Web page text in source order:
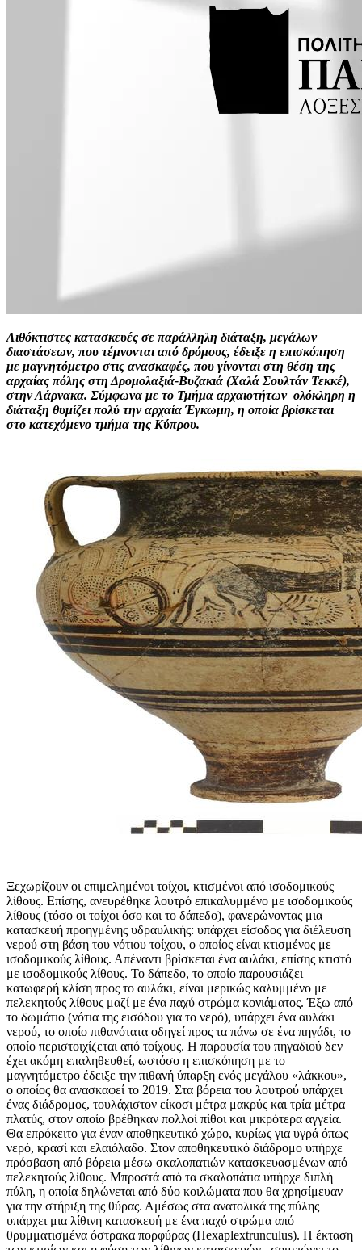
Λιθόκτιστες κατασκευές σε παράλληλη διάταξη, μεγάλων
διαστάσεων, που τέμνονται από δρόμους, έδειξε η επισκόπηση
με μαγνητόμετρο στις ανασκαφές, που γίνονται στη θέση της
αρχαίας πόλης στη Δρομολαξιά-Βυζακιά (Χαλά Σουλτάν Τεκκέ),
στην Λάρνακα. Σύμφωνα με το Τμήμα αρχαιοτήτων ολόκληρη η
διάταξη θυμίζει πολύ την αρχαία Έγκωμη, η οποία βρίσκεται
στο κατεχόμενο τμήμα της Κύπρου.
Ξεχωρίζουν οι επιμελημένοι τοίχοι, κτισμένοι από ισοδομικούς
λίθους. Επίσης, ανευρέθηκε λουτρό επικαλυμμένο με ισοδομικούς
λίθους (τόσο οι τοίχοι όσο και το δάπεδο), φανερώνοντας μια
κατασκευή προηγμένης υδραυλικής: υπάρχει είσοδος για διέλευση
νερού στη βάση του νότιου τοίχου, ο οποίος είναι κτισμένος με
ισοδομικούς λίθους. Απέναντι βρίσκεται ένα αυλάκι, επίσης κτιστό
με ισοδομικούς λίθους. Το δάπεδο, το οποίο παρουσιάζει
κατωφερή κλίση προς το αυλάκι, είναι μερικώς καλυμμένο με
πελεκητούς λίθους μαζί με ένα παχύ στρώμα κονιάματος. Έξω από
το δωμάτιο (νότια της εισόδου για το νερό), υπάρχει ένα αυλάκι
νερού, το οποίο πιθανότατα οδηγεί προς τα πάνω σε ένα πηγάδι, το
οποίο περιστοιχίζεται από τοίχους. Η παρουσία του πηγαδιού δεν
έχει ακόμη επαληθευθεί, ωστόσο η επισκόπηση με το
μαγνητόμετρο έδειξε την πιθανή ύπαρξη ενός μεγάλου «λάκκου»,
ο οποίος θα ανασκαφεί το 2019. Στα βόρεια του λουτρού υπάρχει
ένας διάδρομος, τουλάχιστον είκοσι μέτρα μακρύς και τρία μέτρα
πλατύς, στον οποίο βρέθηκαν πολλοί πίθοι και μικρότερα αγγεία.
Θα επρόκειτο για έναν αποθηκευτικό χώρο, κυρίως για υγρά όπως
νερό, κρασί και ελαιόλαδο. Στον αποθηκευτικό διάδρομο υπήρχε
πρόσβαση από βόρεια μέσω σκαλοπατιών κατασκευασμένων από
πελεκητούς λίθους. Μπροστά από τα σκαλοπάτια υπήρχε διπλή
πύλη, η οποία δηλώνεται από δύο κοιλώματα που θα χρησίμευαν
για την στήριξη της θύρας. Αμέσως στα ανατολικά της πύλης
υπάρχει μια λίθινη κατασκευή με ένα παχύ στρώμα από
θρυμματισμένα όστρακα πορφύρας (Hexaplextrunculus). Η έκταση